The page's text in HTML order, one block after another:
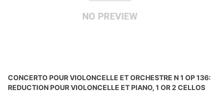
CONCERTO POUR VIOLONCELLE ET ORCHESTRE N 1 OP 136:
REDUCTION POUR VIOLONCELLE ET PIANO, 1 OR 2 CELLOS